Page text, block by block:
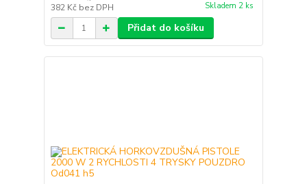
382 Kč bez DPH Skladem 2 ks
Přidat do košíku